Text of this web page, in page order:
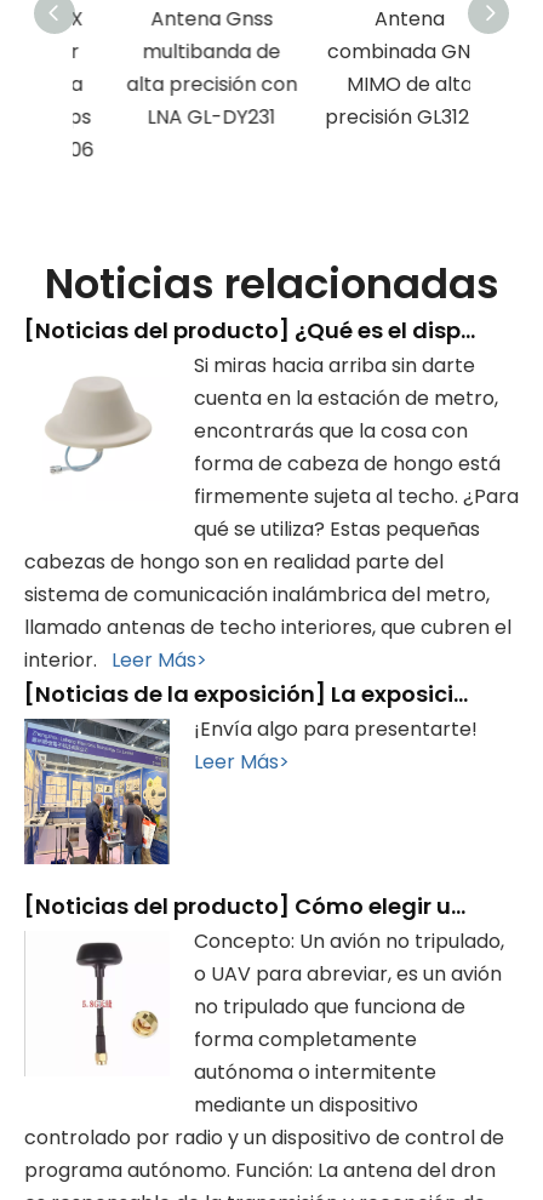
Antena Gnss
multibanda de
alta precisión con
LNA GL-DY231
Antena
combinada GNSS
MIMO de alta
precisión GL312LM
Noticias relacionadas
[Noticias del producto] ¿Qué es el dispositivo con forma de 'cabeza de hongo' que hay en la estación de metro?
Si miras hacia arriba sin darte
cuenta en la estación de metro,
encontrarás que la cosa con
forma de cabeza de hongo está
firmemente sujeta al techo. ¿Para
qué se utiliza? Estas pequeñas
cabezas de hongo son en realidad parte del
sistema de comunicación inalámbrica del metro,
llamado antenas de techo interiores, que cubren el
interior. Leer Más>
[Noticias de la exposición] La exposición finalizó con éxito, ¡gracias por su visita!
¡Envía algo para presentarte!
Leer Más>
[Noticias del producto] Cómo elegir una antena para drones
Concepto: Un avión no tripulado,
o UAV para abreviar, es un avión
no tripulado que funciona de
forma completamente
autónoma o intermitente
mediante un dispositivo
controlado por radio y un dispositivo de control de
programa autónomo. Función: La antena del dron